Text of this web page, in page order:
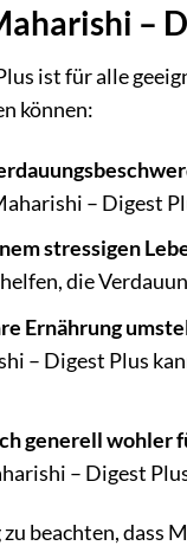
–
ist für alle
können:
– Digest
stressigen
die
Ernährung
– Digest Plus
generell wohler
– Digest
beachten, dass